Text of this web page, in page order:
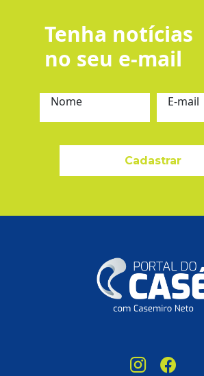
Tenha notícias
no seu e-mail
Nome E-mail
Cadastrar